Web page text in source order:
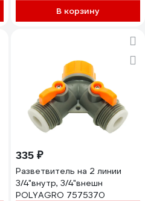
В корзину
335 ₽
Разветвитель на 2 линии
3/4"внутр, 3/4"внешн
POLYAGRO 7575370